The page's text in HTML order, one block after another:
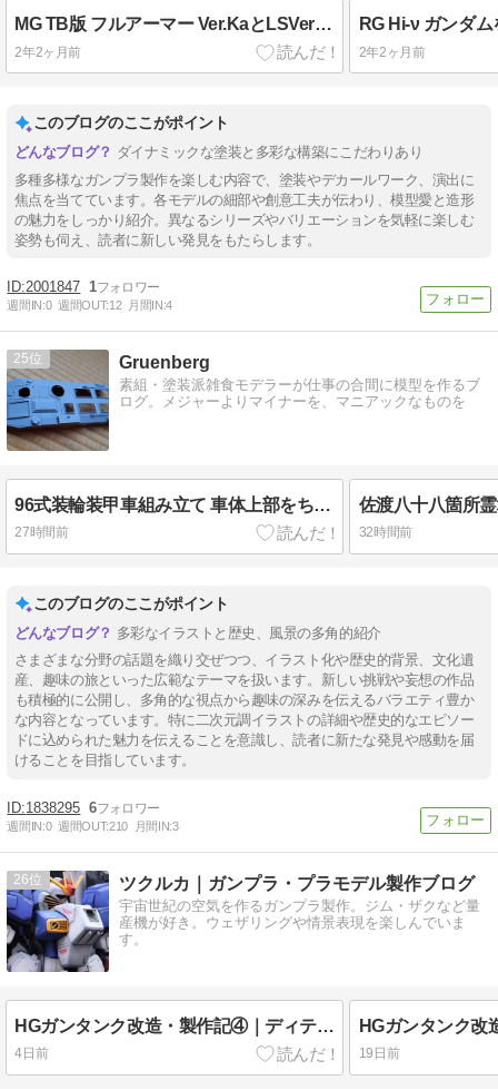
MG TB版 フルアーマー Ver.KaとLSVer を作成しました
2年2ヶ月前
RG Hi-ν ガンダ
2年2ヶ月前
このブログのここがポイント
ダイナミックな塗装と多彩な構築にこだわりあり
多種多様なガンプラ製作を楽しむ内容で、塗装やデカールワーク、演出に
焦点を当てています。各モデルの細部や創意工夫が伝わり、模型愛と造形
の魅力をしっかり紹介。異なるシリーズやバリエーションを気軽に楽しむ
姿勢も伺え、読者に新しい発見をもたらします。
2001847 1
週間IN:0 週間OUT:12 月間IN:4
25 Gruenberg
素組・塗装派雑食モデラーが仕事の合間に模型を作るブ
ログ。メジャーよりマイナーを、マニアックなものを
96式装輪装甲車組み立て 車体上部をちょっと作る 他
27時間前
佐渡八十八箇所
32時間前
このブログのここがポイント
多彩なイラストと歴史、風景の多角的紹介
さまざまな分野の話題を織り交ぜつつ、イラスト化や歴史的背景、文化遺
産、趣味の旅といった広範なテーマを扱います。新しい挑戦や妄想の作品
も積極的に公開し、多角的な視点から趣味の深みを伝えるバラエティ豊か
な内容となっています。特に二次元調イラストの詳細や歴史的なエピソー
ドに込められた魅力を伝えることを意識し、読者に新たな発見や感動を届
けることを目指しています。
1838295 6
週間IN:0 週間OUT:210 月間IN:3
26 ツクルカ｜ガンプラ・プラモデル製作ブログ
宇宙世紀の空気を作るガンプラ製作。ジム・ザクなど量
産機が好き。ウェザリングや情景表現を楽しんでいま
す。
HGガンタンク改造・製作記④｜ディテールアップとスジボリ加工
4日前 19日前